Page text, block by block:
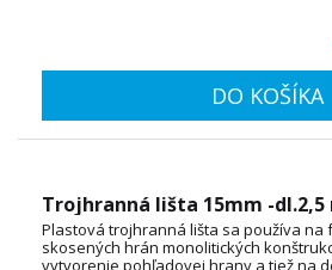
DO KOŠÍKA
Trojhranná lišta 15mm -dl.2,5
Plastová trojhranná lišta sa používa na
skosených hrán monolitických
vytvorenie pohľadovej hrany a tiež na